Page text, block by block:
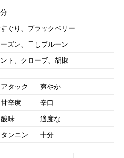
ぐり、ブラックベリー
ズン、干しプルーン
ント、クローブ、胡椒
アタック
爽やか
甘辛度
辛口
酸味
適度な
タンニン
十分